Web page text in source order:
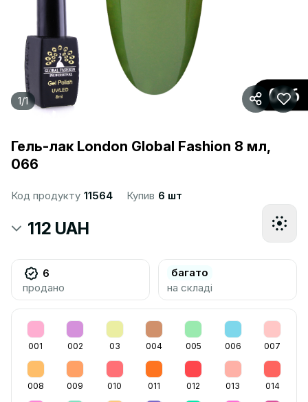
1/1
Гель-лак London Global Fashion 8 мл,
066
Код продукту 11564 Купив 6 шт
112 UAH
6
продано
багато
на складі
001 002 03 004 005 006 007
008 009 010 011 012 013 014